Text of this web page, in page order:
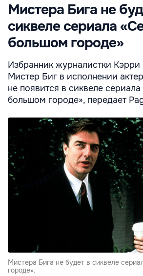
Мистера Бига не
сиквеле сериала
большом городе»
Избранник журналистки
Мистер Биг в исполнении
не появится в сиквеле сериала
большом городе», передает
Мистера Бига не будет в сиквеле
городе».